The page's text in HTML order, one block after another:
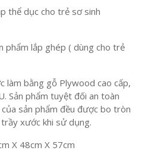
thể dục cho trẻ sơ sinh
phẩm lắp ghép ( dùng cho trẻ
làm bằng gỗ Plywood cao cấp,
Sản phẩm tuyệt đối an toàn
sản phẩm đều được bo tròn
xước khi sử dụng.
X 48cm X 57cm